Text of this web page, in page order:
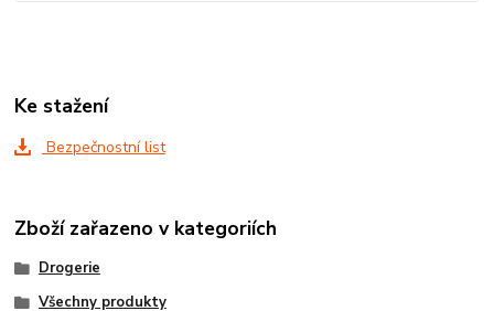
Ke stažení
Bezpečnostní list
Zboží zařazeno v kategoriích
Drogerie
Všechny produkty